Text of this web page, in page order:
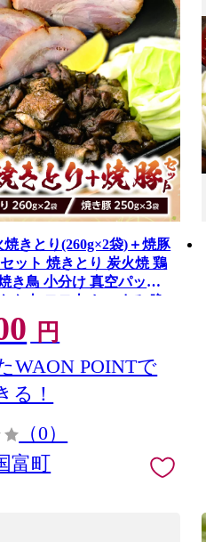
きとり(260g×2袋)＋焼豚
ット 焼きとり 炭火焼 鶏
き鳥 小分け 真空パック
も肉 モモ肉 おつまみ 晩
菜 冷凍 焼き豚 焼豚 豚肉
弁当 たれ 簡単 手軽 宮崎
円
WAON POINTで
る！
（0）
富町